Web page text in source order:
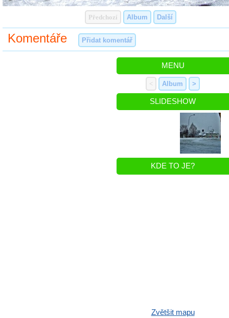
Předchozí Album Další
Komentáře Přidat komentář
MENU
< Album >
SLIDESHOW
KDE TO JE?
Zvětšit mapu